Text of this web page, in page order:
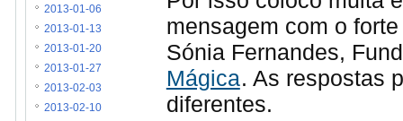
mensagem com o
Sónia Fernandes,
Mágica. As respostas
diferentes.
2013-01-06
2013-01-13
2013-01-20
2013-01-27
2013-02-03
2013-02-10